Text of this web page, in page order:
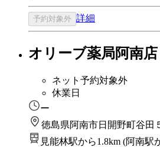
予約対象外 詳細
オリーブ薬局阿南店
ネット予約対象外
休業日
ー
徳島県阿南市日開野町谷田
見能林駅から1.8km (阿南駅